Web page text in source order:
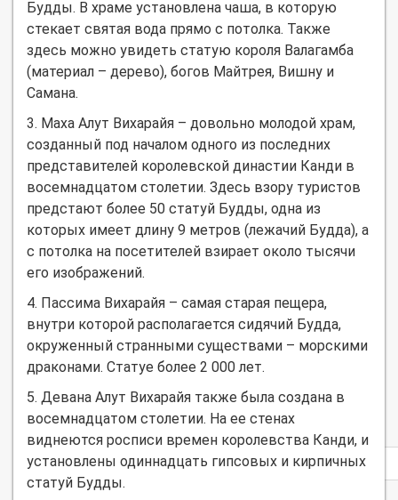
Будды. В храме установлена чаша, в которую
стекает святая вода прямо с потолка. Также
здесь можно увидеть статую короля Валагамба
(материал – дерево), богов Майтрея, Вишну и
Самана.
3. Маха Алут Вихарайя – довольно молодой храм,
созданный под началом одного из последних
представителей королевской династии Канди в
восемнадцатом столетии. Здесь взору туристов
предстают более 50 статуй Будды, одна из
которых имеет длину 9 метров (лежачий Будда), а
с потолка на посетителей взирает около тысячи
его изображений.
4. Пассима Вихарайя – самая старая пещера,
внутри которой располагается сидячий Будда,
окруженный странными существами – морскими
драконами. Статуе более 2 000 лет.
5. Девана Алут Вихарайя также была создана в
восемнадцатом столетии. На ее стенах
виднеются росписи времен королевства Канди, и
установлены одиннадцать гипсовых и кирпичных
статуй Будды.
Privacy
notice